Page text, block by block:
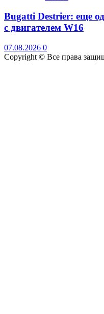
Bugatti Destrier: еще
с двигателем W16
07.08.2026 0
Copyright © Все права